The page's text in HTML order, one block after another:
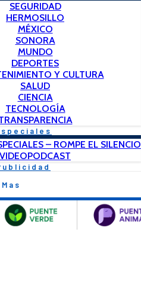
SEGURIDAD
HERMOSILLO
MÉXICO
SONORA
MUNDO
DEPORTES
Y CULTURA
SALUD
CIENCIA
TECNOLOGÍA
– ROMPE EL SILENCIO
VIDEOPODCAST
Mas